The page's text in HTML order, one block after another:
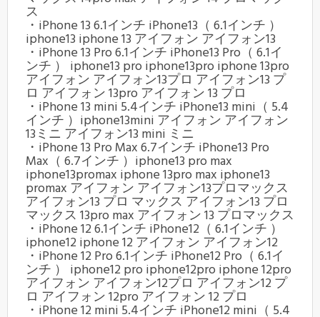
ス
・iPhone 13 6.1インチ iPhone13（ 6.1インチ ）
iphone13 iphone 13 アイフォン アイフォン13
・iPhone 13 Pro 6.1インチ iPhone13 Pro（ 6.1イ
ンチ ） iphone13 pro iphone13pro iphone 13pro
アイフォン アイフォン13プロ アイフォン13 プ
ロ アイフォン 13pro アイフォン 13 プロ
・iPhone 13 mini 5.4インチ iPhone13 mini（ 5.4
インチ ）iphone13mini アイフォン アイフォン
13ミニ アイフォン13 mini ミニ
・iPhone 13 Pro Max 6.7インチ iPhone13 Pro
Max（ 6.7インチ ）iphone13 pro max
iphone13promax iphone 13pro max iphone13
promax アイフォン アイフォン13プロマックス
アイフォン13 プロ マックス アイフォン13 プロ
マックス 13pro max アイフォン 13 プロマックス
・iPhone 12 6.1インチ iPhone12（ 6.1インチ ）
iphone12 iphone 12 アイフォン アイフォン12
・iPhone 12 Pro 6.1インチ iPhone12 Pro（ 6.1イ
ンチ ） iphone12 pro iphone12pro iphone 12pro
アイフォン アイフォン12プロ アイフォン12 プ
ロ アイフォン 12pro アイフォン 12 プロ
・iPhone 12 mini 5.4インチ iPhone12 mini（ 5.4